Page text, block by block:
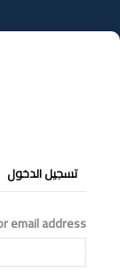
إلى
المحتوى
التبويبات
الأساسية
تسجيل الدخول
email address